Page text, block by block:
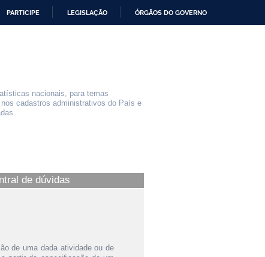
PARTICIPE LEGISLAÇÃO ÓRGÃOS DO GOVERNO
nacionais, para temas
cadastros administrativos do País e
de dúvidas
de uma dada atividade ou de